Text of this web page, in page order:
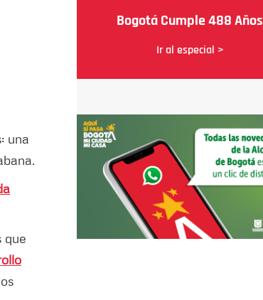
una
que
Bogotá Cumple 488 Años
Ir al especial >